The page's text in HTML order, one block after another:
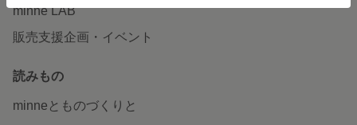
minne LAB
販売支援企画・イベント
読みもの
minneとものづくりと